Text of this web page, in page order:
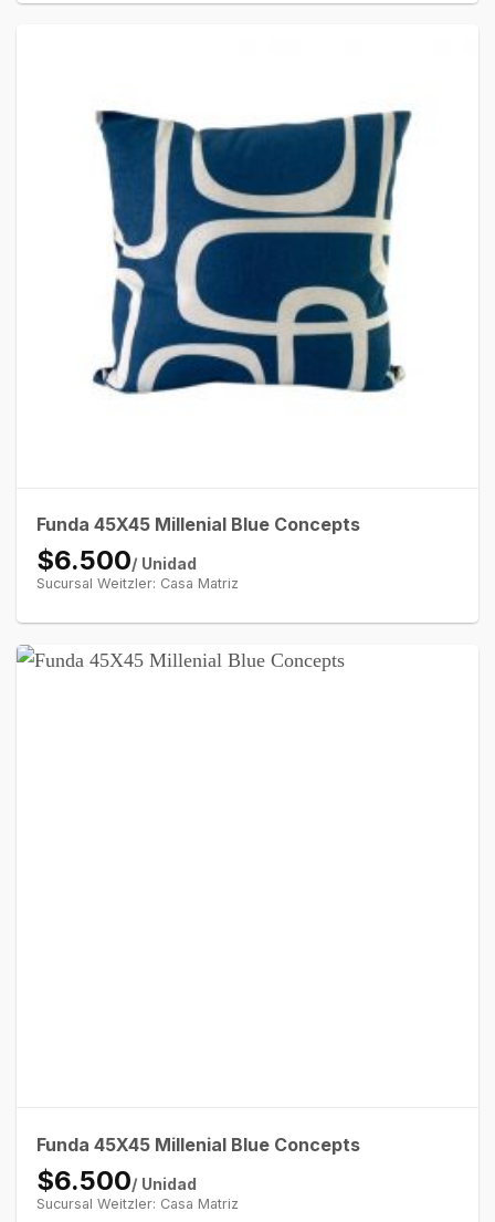
Funda 45X45 Millenial Blue Concepts
$6.500/ Unidad
Sucursal Weitzler: Casa Matriz
Funda 45X45 Millenial Blue Concepts
$6.500/ Unidad
Sucursal Weitzler: Casa Matriz